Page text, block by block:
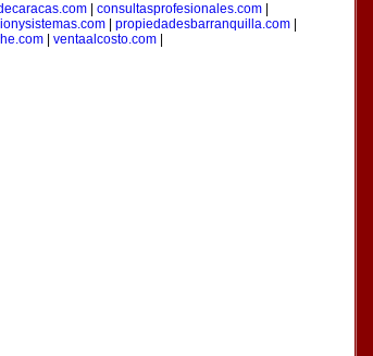
consultasprofesionales.com
propiedadesbarranquilla.com
ventaalcosto.com